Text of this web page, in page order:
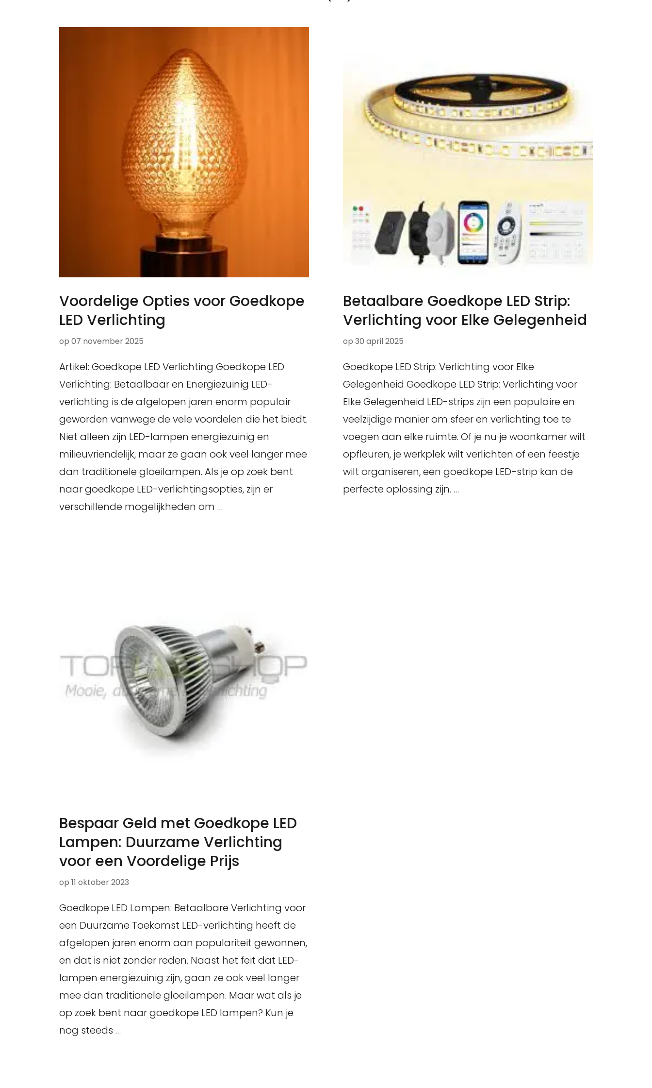
Voordelige Opties voor Goedkope
LED Verlichting
op 07 november 2025
Artikel: Goedkope LED Verlichting Goedkope LED
Verlichting: Betaalbaar en Energiezuinig LED-
verlichting is de afgelopen jaren enorm populair
geworden vanwege de vele voordelen die het biedt.
Niet alleen zijn LED-lampen energiezuinig en
milieuvriendelijk, maar ze gaan ook veel langer mee
dan traditionele gloeilampen. Als je op zoek bent
naar goedkope LED-verlichtingsopties, zijn er
verschillende mogelijkheden om …
Betaalbare Goedkope LED Strip:
Verlichting voor Elke Gelegenheid
op 30 april 2025
Goedkope LED Strip: Verlichting voor Elke
Gelegenheid Goedkope LED Strip: Verlichting voor
Elke Gelegenheid LED-strips zijn een populaire en
veelzijdige manier om sfeer en verlichting toe te
voegen aan elke ruimte. Of je nu je woonkamer wilt
opfleuren, je werkplek wilt verlichten of een feestje
wilt organiseren, een goedkope LED-strip kan de
perfecte oplossing zijn. …
Bespaar Geld met Goedkope LED
Lampen: Duurzame Verlichting
voor een Voordelige Prijs
op 11 oktober 2023
Goedkope LED Lampen: Betaalbare Verlichting voor
een Duurzame Toekomst LED-verlichting heeft de
afgelopen jaren enorm aan populariteit gewonnen,
en dat is niet zonder reden. Naast het feit dat LED-
lampen energiezuinig zijn, gaan ze ook veel langer
mee dan traditionele gloeilampen. Maar wat als je
op zoek bent naar goedkope LED lampen? Kun je
nog steeds …